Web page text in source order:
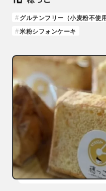
グルテンフリー（小麦粉不使用
米粉シフォンケーキ